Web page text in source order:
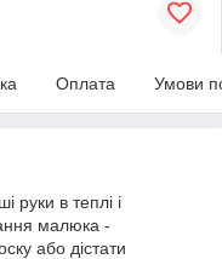
Оплата Умови
руки в теплі і
малюка -
або дістати